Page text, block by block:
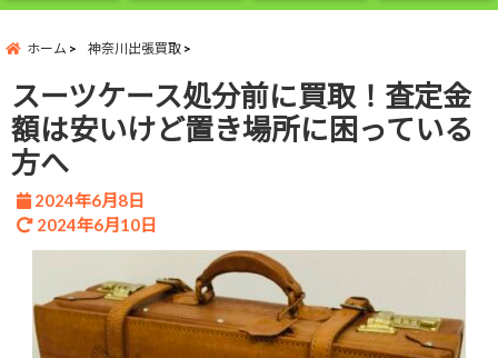
ホーム 神奈川出張買取
スーツケース処分前に買取！査定金
額は安いけど置き場所に困っている
方へ
2024年6月8日
2024年6月10日